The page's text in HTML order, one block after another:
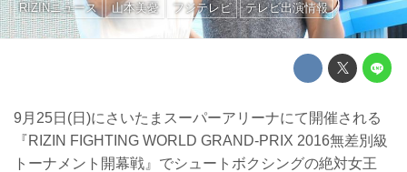
RIZINニュース 山本美憂 フジテレビ テレビ出演情報
9月25日(日)にさいたまスーパーアリーナにて開催される
『RIZIN FIGHTING WORLD GRAND-PRIX 2016無差別級
トーナメント開幕戦』でシュートボクシングの絶対女王